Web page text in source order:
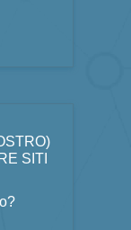
SITI